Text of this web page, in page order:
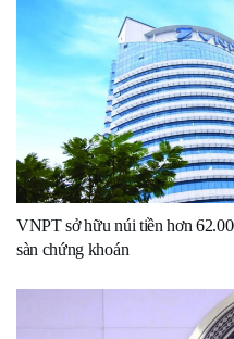
VNPT sở hữu núi tiền hơn
sàn chứng khoán